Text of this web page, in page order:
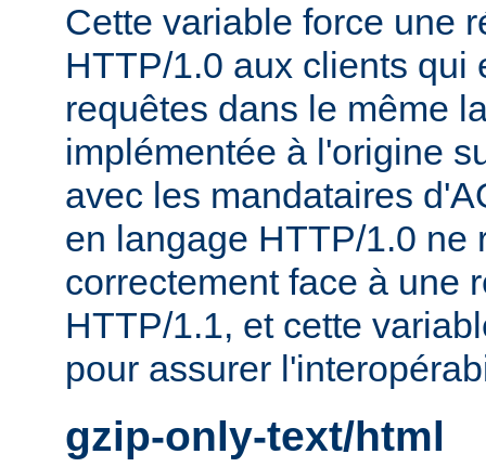
Cette variable force une
HTTP/1.0 aux clients qui
requêtes dans le même
implémentée à l'origine
avec les mandataires
en langage HTTP/1.0 ne
correctement face à une
HTTP/1.1, et cette
pour assurer
gzip-only-text/html